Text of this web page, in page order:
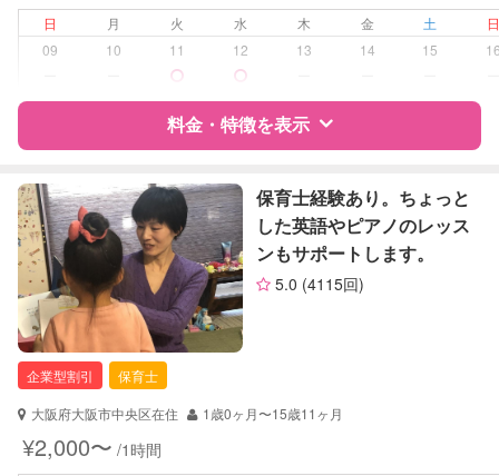
病児対応 病児、病後児、ともに不可
対応可否は個別に相談
なし
定期予約 可能
お子様の撮影
（定期特典）
対応可能
日 月 火 水 木 金 土
09
10 11 12 13 14 15
料金・特徴を表示
特徴 料金 レビュー
サポートの特徴
資格
自治体届出済ベビーシッター
保育士
対応可能/特徴
早朝対応
保育士経験あり。ちょっと
した英語やピアノのレッス
ンもサポートします。
5.0 (4115回)
企業型割引
保育士
大阪府大阪市中央区在住
1歳0ヶ月〜15歳11ヶ月
¥2,000〜 /1時間